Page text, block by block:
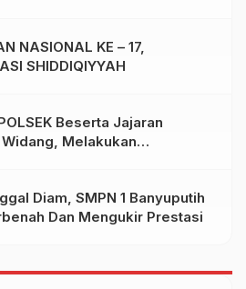
KE – 17,
SHIDDIQIYYAH
Beserta Jajaran
Widang, Melakukan
Diam, SMPN 1 Banyuputih
Dan Mengukir Prestasi